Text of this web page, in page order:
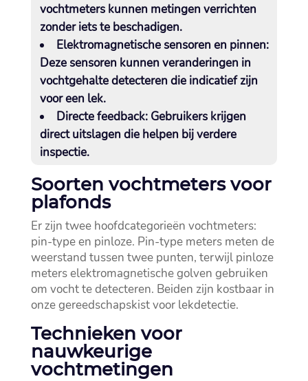
vochtmeters kunnen metingen verrichten
zonder iets te beschadigen.​
Elektromagnetische sensoren en pinnen:
Deze sensoren kunnen veranderingen in
vochtgehalte detecteren die indicatief zijn
voor een lek.​
Directe feedback:Gebruikers krijgen
direct uitslagen die helpen bij verdere
inspectie.​
Soorten vochtmeters voor
plafonds
Er zijn twee hoofdcategorieën vochtmeters:
pin-type en pinloze.​ Pin-type meters meten de
weerstand tussen twee punten, terwijl pinloze
meters elektromagnetische golven gebruiken
om vocht te detecteren.​ Beiden zijn kostbaar in
onze gereedschapskist voor lekdetectie.​
Technieken voor
nauwkeurige
vochtmetingen